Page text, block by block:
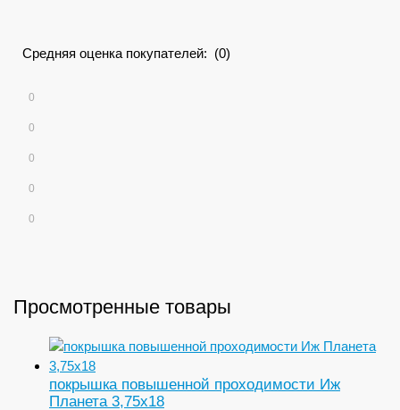
Средняя оценка покупателей: (0)
0
0
0
0
0
Просмотренные товары
покрышка повышенной проходимости Иж
Планета 3,75х18